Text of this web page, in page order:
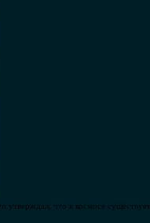
утверждал, что в космосе существует